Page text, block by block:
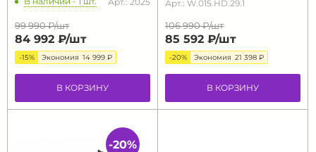
99 990 ₽/шт
84 992 ₽/шт
-15% Экономия 14 999 ₽
В КОРЗИНУ
Арт.: W.015.HD.29.1
106 990 ₽/шт
85 592 ₽/шт
-20% Экономия 21 398 ₽
В КОРЗИНУ
-20%